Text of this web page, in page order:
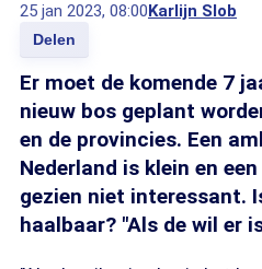
25 jan 2023, 08:00Karlijn Slob
Delen
Er moet de komende 7
nieuw bos geplant
en de provincies. Een
Nederland is klein en
gezien niet interessant.
haalbaar? "Als de wil er